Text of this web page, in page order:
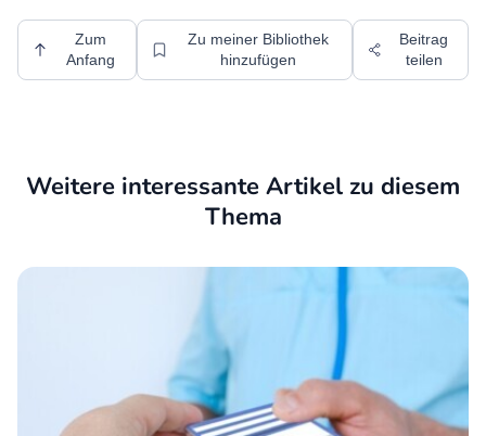
Zum
Anfang
Zu meiner Bibliothek
hinzufügen
Beitrag
teilen
Weitere interessante Artikel zu diesem
Thema